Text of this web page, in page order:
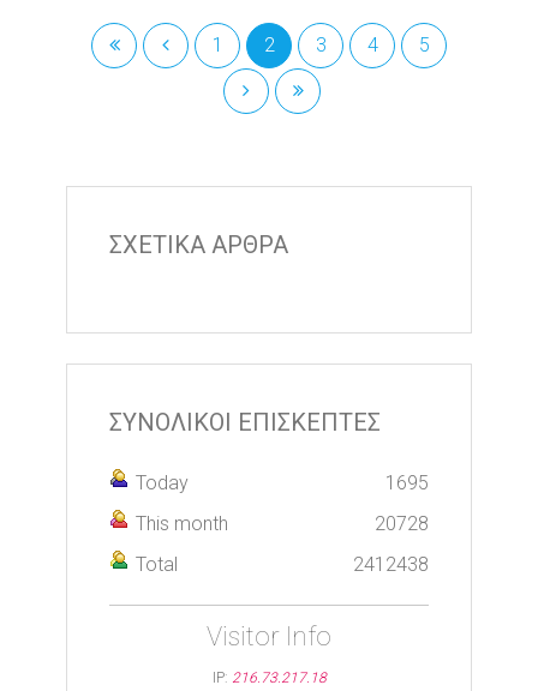
1 2 3 4 5
ΣΧΕΤΙΚΑ ΑΡΘΡΑ
ΣΥΝΟΛΙΚΟΙ ΕΠΙΣΚΕΠΤΕΣ
Today
1695
This month
20728
Total
2412438
Visitor Info
IP: 216.73.217.18